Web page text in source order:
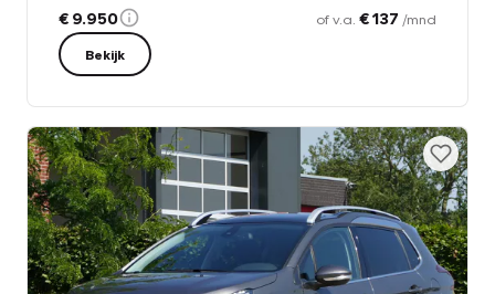
€ 9.950 of v.a. € 137 /mnd
Bekijk